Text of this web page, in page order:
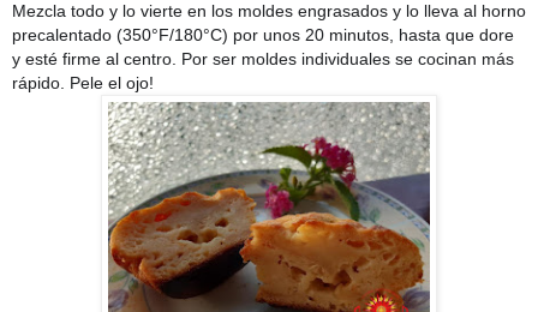
Mezcla todo y lo vierte en los moldes engrasados y lo lleva al horno
precalentado (350°F/180°C) por unos 20 minutos, hasta que dore
y esté firme al centro. Por ser moldes individuales se cocinan más
rápido. Pele el ojo!